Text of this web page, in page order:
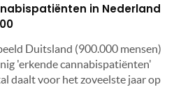
in Nederland
Duitsland (900.000 mensen)
'erkende cannabispatiënten'
daalt voor het zoveelste jaar op